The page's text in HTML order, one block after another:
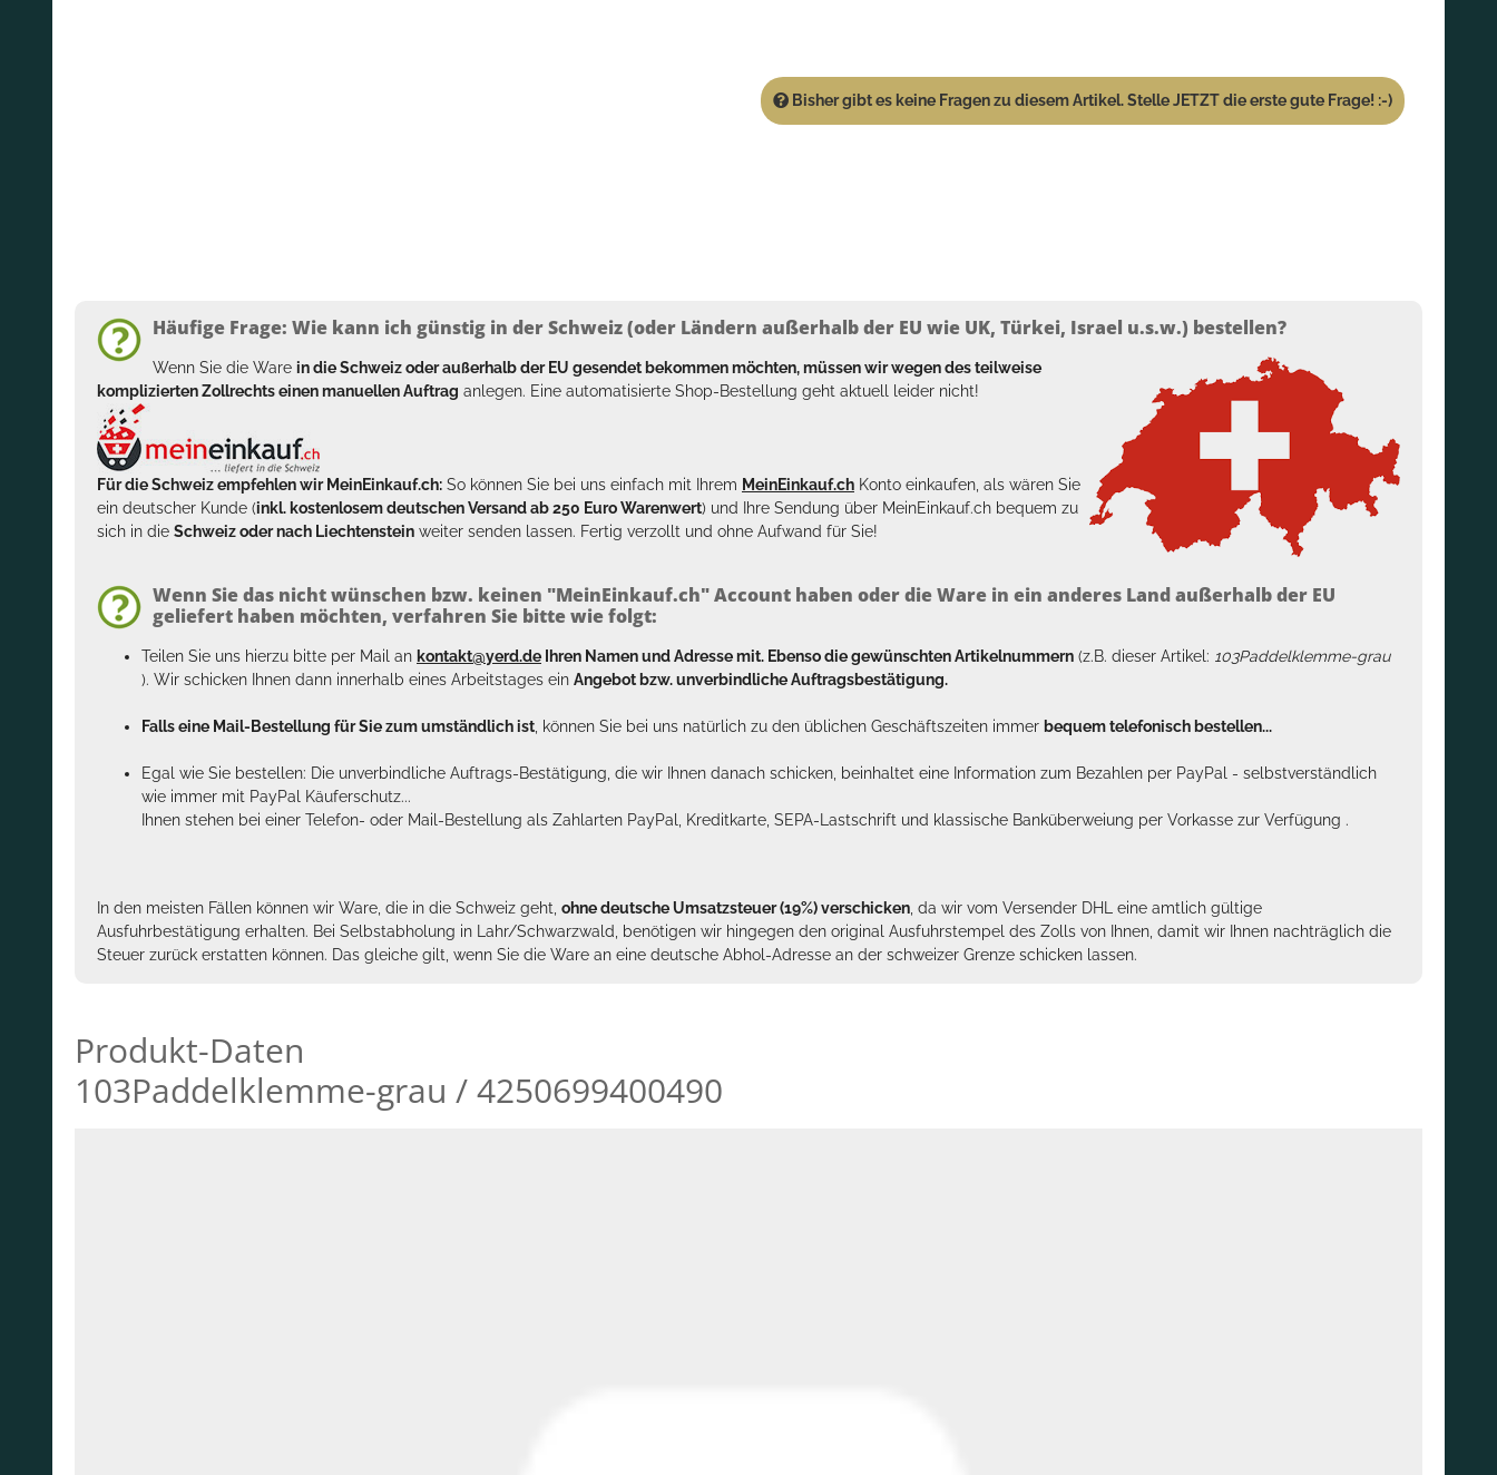
Bisher gibt es keine Fragen zu diesem Artikel. Stelle JETZT die erste gute Frage! :-)
Häufige Frage: Wie kann ich günstig in der Schweiz (oder Ländern außerhalb der EU wie UK, Türkei, Israel u.s.w.) bestellen?
Wenn Sie die Ware in die Schweiz oder außerhalb der EU gesendet bekommen möchten, müssen wir wegen des teilweise
komplizierten Zollrechts einen manuellen Auftrag anlegen. Eine automatisierte Shop-Bestellung geht aktuell leider nicht!
Für die Schweiz empfehlen wir MeinEinkauf.ch: So können Sie bei uns einfach mit Ihrem MeinEinkauf.ch Konto einkaufen, als wären Sie
ein deutscher Kunde (inkl. kostenlosem deutschen Versand ab 250 Euro Warenwert) und Ihre Sendung über MeinEinkauf.ch bequem zu
sich in die Schweiz oder nach Liechtenstein weiter senden lassen. Fertig verzollt und ohne Aufwand für Sie!
Wenn Sie das nicht wünschen bzw. keinen "MeinEinkauf.ch" Account haben oder die Ware in ein anderes Land außerhalb der EU
geliefert haben möchten, verfahren Sie bitte wie folgt:
Teilen Sie uns hierzu bitte per Mail an kontakt@yerd.de Ihren Namen und Adresse mit. Ebenso die gewünschten Artikelnummern (z.B. dieser Artikel: 103Paddelklemme-grau
). Wir schicken Ihnen dann innerhalb eines Arbeitstages ein Angebot bzw. unverbindliche Auftragsbestätigung.
Falls eine Mail-Bestellung für Sie zum umständlich ist , können Sie bei uns natürlich zu den üblichen Geschäftszeiten immer bequem telefonisch bestellen...
Egal wie Sie bestellen: Die unverbindliche Auftrags-Bestätigung, die wir Ihnen danach schicken, beinhaltet eine Information zum Bezahlen per PayPal - selbstverständlich
wie immer mit PayPal Käuferschutz...
Ihnen stehen bei einer Telefon- oder Mail-Bestellung als Zahlarten PayPal, Kreditkarte, SEPA-Lastschrift und klassische Banküberweiung per Vorkasse zur Verfügung .
In den meisten Fällen können wir Ware, die in die Schweiz geht, ohne deutsche Umsatzsteuer (19%) verschicken , da wir vom Versender DHL eine amtlich gültige
Ausfuhrbestätigung erhalten. Bei Selbstabholung in Lahr/Schwarzwald, benötigen wir hingegen den original Ausfuhrstempel des Zolls von Ihnen, damit wir Ihnen nachträglich die
Steuer zurück erstatten können. Das gleiche gilt, wenn Sie die Ware an eine deutsche Abhol-Adresse an der schweizer Grenze schicken lassen.
Produkt-Daten
103Paddelklemme-grau / 4250699400490